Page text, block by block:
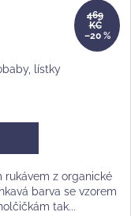
469
KČ
–20 %
lístky
z organické
barva se vzorem
tak...